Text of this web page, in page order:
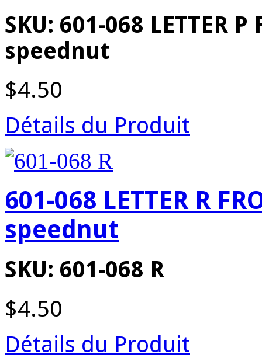
SKU: 601-068 LETTER
speednut
$4.50
Détails du Produit
601-068 LETTER R
speednut
SKU: 601-068 R
$4.50
Détails du Produit